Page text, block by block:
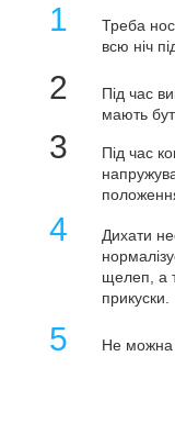
1
Треба
всю ніч
2
Під час
мають
3
Під час
4
Дихати
щелеп, а
прикуски.
5 Не можна